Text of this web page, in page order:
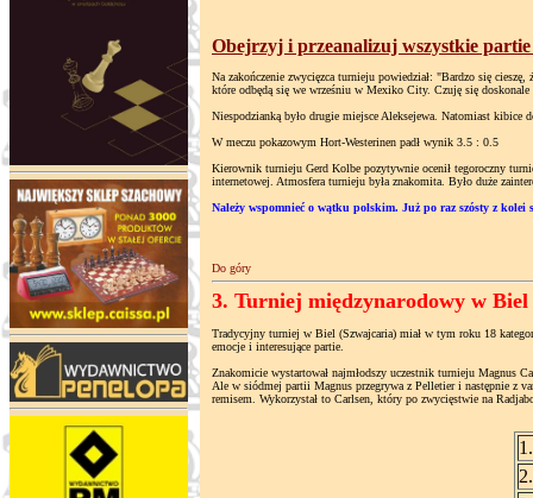
Obejrzyj i przeanalizuj wszystkie
Na zakończenie zwycięzca turnieju powiedział: "Bardzo się
które odbędą się we wrześniu w Mexiko City. Czuję się
Niespodzianką było drugie miejsce Aleksejewa. Natomiast
W meczu pokazowym Hort-Westerinen padł wynik 3.5 : 0.5
Kierownik turnieju Gerd Kolbe pozytywnie ocenił tegoroczny
internetowej. Atmosfera turnieju była znakomita. Było duże
Należy wspomnieć o wątku polskim. Już po raz szósty z
Do góry
3. Turniej międzynarodowy w Biel
Tradycyjny turniej w Biel (Szwajcaria) miał w tym roku 18
emocje i interesujące partie.
Znakomicie wystartował najmłodszy uczestnik turnieju Magnus
Ale w siódmej partii Magnus przegrywa z Pelletier i następnie z
remisem. Wykorzystał to Carlsen, który po zwycięstwie na
1.
2.